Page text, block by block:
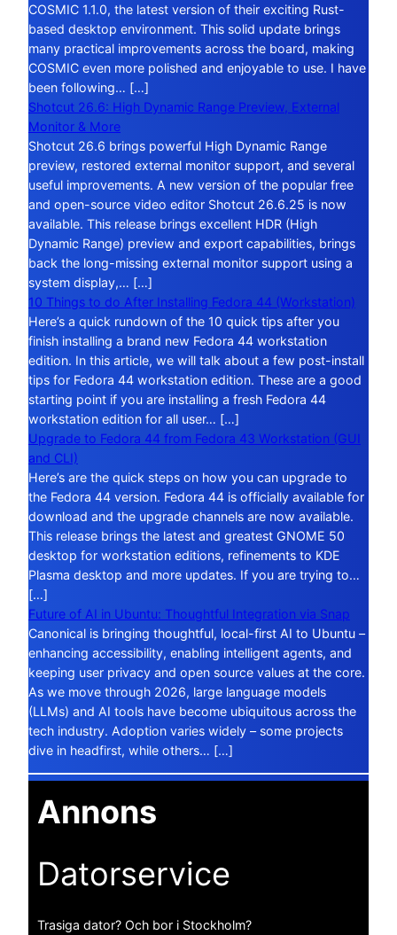
COSMIC 1.1.0, the latest version of their exciting Rust-
based desktop environment. This solid update brings
many practical improvements across the board, making
COSMIC even more polished and enjoyable to use. I have
been following… […]
Shotcut 26.6: High Dynamic Range Preview, External
Monitor & More
Shotcut 26.6 brings powerful High Dynamic Range
preview, restored external monitor support, and several
useful improvements. A new version of the popular free
and open-source video editor Shotcut 26.6.25 is now
available. This release brings excellent HDR (High
Dynamic Range) preview and export capabilities, brings
back the long-missing external monitor support using a
system display,… […]
10 Things to do After Installing Fedora 44 (Workstation)
Here’s a quick rundown of the 10 quick tips after you
finish installing a brand new Fedora 44 workstation
edition. In this article, we will talk about a few post-install
tips for Fedora 44 workstation edition. These are a good
starting point if you are installing a fresh Fedora 44
workstation edition for all user… […]
Upgrade to Fedora 44 from Fedora 43 Workstation (GUI
and CLI)
Here’s are the quick steps on how you can upgrade to
the Fedora 44 version. Fedora 44 is officially available for
download and the upgrade channels are now available.
This release brings the latest and greatest GNOME 50
desktop for workstation editions, refinements to KDE
Plasma desktop and more updates. If you are trying to…
[…]
Future of AI in Ubuntu: Thoughtful Integration via Snap
Canonical is bringing thoughtful, local-first AI to Ubuntu –
enhancing accessibility, enabling intelligent agents, and
keeping user privacy and open source values at the core.
As we move through 2026, large language models
(LLMs) and AI tools have become ubiquitous across the
tech industry. Adoption varies widely – some projects
dive in headfirst, while others… […]
Annons
Datorservice
Trasiga dator? Och bor i Stockholm?